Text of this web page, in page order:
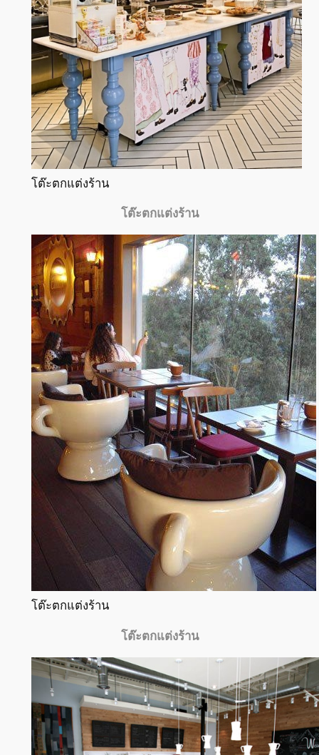
โต๊ะตกแต่งร้าน
โต๊ะตกแต่งร้าน
โต๊ะตกแต่งร้าน
โต๊ะตกแต่งร้าน